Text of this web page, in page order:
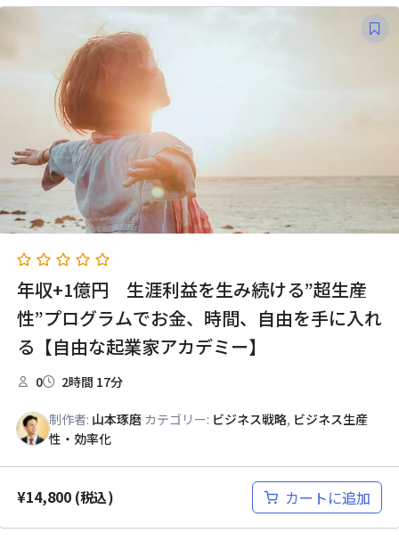
年収+1億円 生涯利益を生み続ける”超生産
性”プログラムでお金、時間、自由を手に入れ
る【自由な起業家アカデミー】
0 2時間 17分
制作者: 山本琢磨カテゴリー: ビジネス戦略, ビジネス生産
性・効率化
¥14,800 (税込) カートに追加